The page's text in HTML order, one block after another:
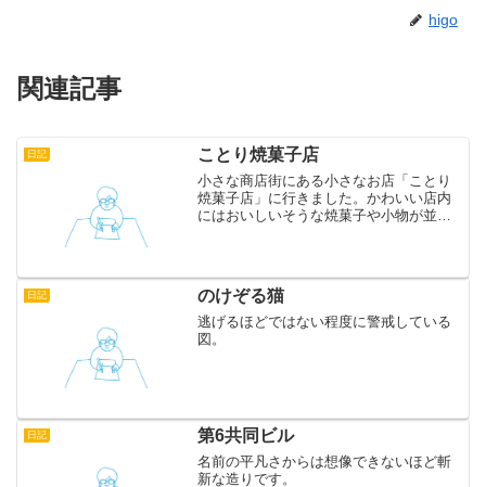
higo
関連記事
日記 ことり焼菓子店
小さな商店街にある小さなお店「ことり
焼菓子店」に行きました。かわいい店内
にはおいしいそうな焼菓子や小物が並ん
家的な場所にあるので、な...
日記 のけぞる猫
逃げるほどではない程度に警戒している
図。
日記 第6共同ビル
名前の平凡さからは想像できないほど斬
新な造りです。